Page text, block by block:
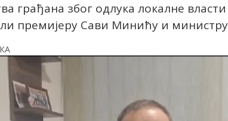
грађана због одлука локалне
премијеру Сави Минићу и